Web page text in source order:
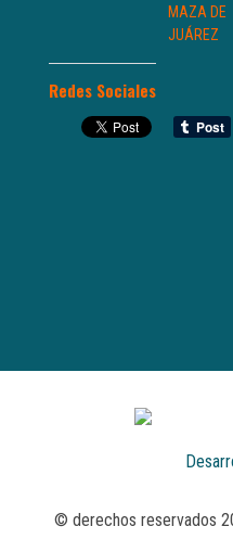
MAZA DE
JUÁREZ
Redes Sociales
© derechos reservados